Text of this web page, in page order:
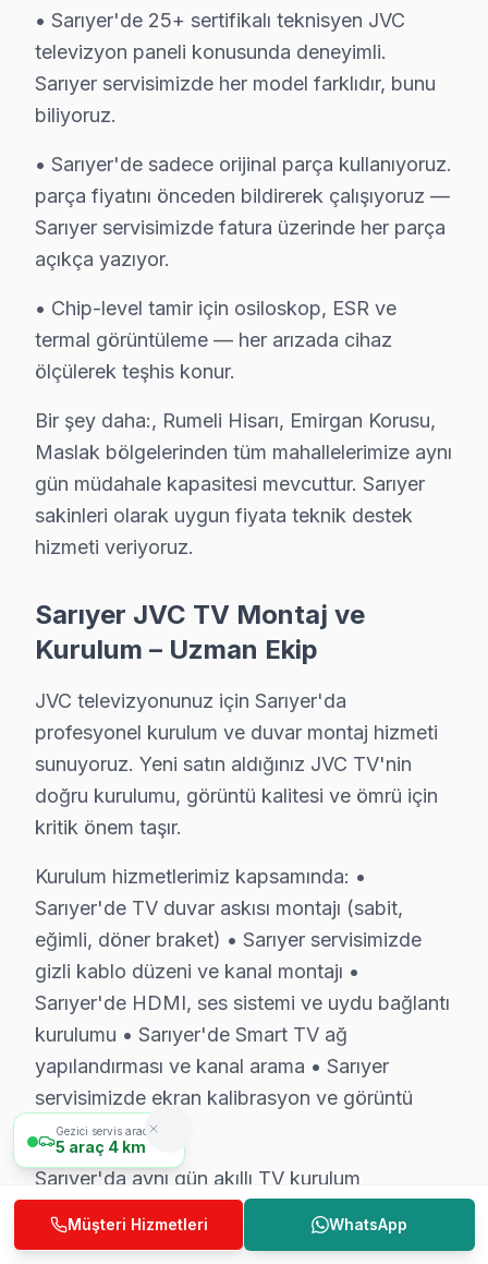
Sarıyer'de muadil parça kullanımının riskleri: Daha
Sarıyer JVC TV Servis Fiyatları 2025 – Şeffaf
JVC akıllı TV tamiri için Sarıyer'da net ve önceden
2025 Sarıyer JVC LED TV servis ücretleri:
• Kapasitör değişimi (anakart): ₺250 – ₺600
• Panel (ekran) değişimi: ₺1.500 – ₺8.000 (boyut ve
• Güç kartı (power board) tamiri: ₺400 – ₺1.200
• LED backlight tamiri: ₺500 – ₺2.000
• Ses kartı/hoparlör tamiri: ₺300 – ₺700
• Anakart tamiri/değişimi: ₺500 – ₺1.800
• Yazılım güncelleme ve hata giderme: ₺200 – ₺500
• T-Con kartı değişimi: ₺350 – ₺900
Sarıyer'de ödeme kolaylığı:
• Nakit, kredi kartı, taksit
• Fatura kesilir (KDV dahil)
Sarıyer'da JVC servis fiyatı için randevu alın — teşhis
Sarıyer'de JVC servis hizmetlerimizde sunduğumuz
Sarıyer garanti kapsamımız — Sarıyer servisimizde
• Sarıyer'de işçilik garantisi: 2 yıl
• Sarıyer'de aynı arızanın tekrarında ücretsiz
• Sarıyer servisimizde garanti belgesi ve fatura ile
Sarıyer'de garanti dışı durumlar: Kullanıcı kaynaklı
Sarıyer'da Aynı Gün JVC Servis – Hızlı
Arızalı televizyonlarınız günlük yaşamınızı
Hızlı servis avantajlarımız:
• Sarıyer'de sabah arayın, akşama servis
• Sarıyer'in tüm mahallelerine hızlı ulaşım
• Sarıyer'de mobil servis aracı ile yerinde müdahale
• Sarıyer'de acil durumlarda öncelikli randevu
• Sarıyer'de 25+ sertifikalı teknisyen JVC
televizyon paneli konusunda deneyimli.
Sarıyer servisimizde her model farklıdır, bunu
biliyoruz.
• Sarıyer'de sadece orijinal parça kullanıyoruz.
parça fiyatını önceden bildirerek çalışıyoruz —
Sarıyer servisimizde fatura üzerinde her parça
açıkça yazıyor.
• Chip-level tamir için osiloskop, ESR ve
termal görüntüleme — her arızada cihaz
ölçülerek teşhis konur.
Bir şey daha:, Rumeli Hisarı, Emirgan Korusu,
Maslak bölgelerinden tüm mahallelerimize aynı
gün müdahale kapasitesi mevcuttur. Sarıyer
sakinleri olarak uygun fiyata teknik destek
hizmeti veriyoruz.
Sarıyer JVC TV Montaj ve
Kurulum – Uzman Ekip
JVC televizyonunuz için Sarıyer'da
profesyonel kurulum ve duvar montaj hizmeti
sunuyoruz. Yeni satın aldığınız JVC TV'nin
doğru kurulumu, görüntü kalitesi ve ömrü için
kritik önem taşır.
Kurulum hizmetlerimiz kapsamında: •
Sarıyer'de TV duvar askısı montajı (sabit,
eğimli, döner braket) • Sarıyer servisimizde
gizli kablo düzeni ve kanal montajı •
Sarıyer'de HDMI, ses sistemi ve uydu bağlantı
kurulumu • Sarıyer'de Smart TV ağ
yapılandırması ve kanal arama • Sarıyer
servisimizde ekran kalibrasyon ve görüntü
ayarları
Sarıyer'da aynı gün akıllı TV kurulum
randevusu için bizi arayın.
Gezici servis aracımız
5 araç 4 km
Müşteri Hizmetleri WhatsApp